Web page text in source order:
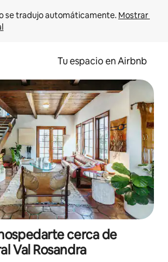
se tradujo automáticamente. Mostrar
Tu espacio en Airbnb
cerca de
Val Rosandra